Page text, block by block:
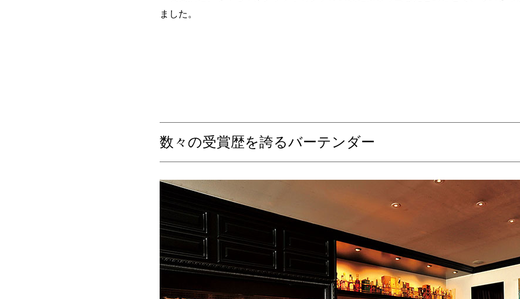
ました。
数々の受賞歴を誇るバーテンダー